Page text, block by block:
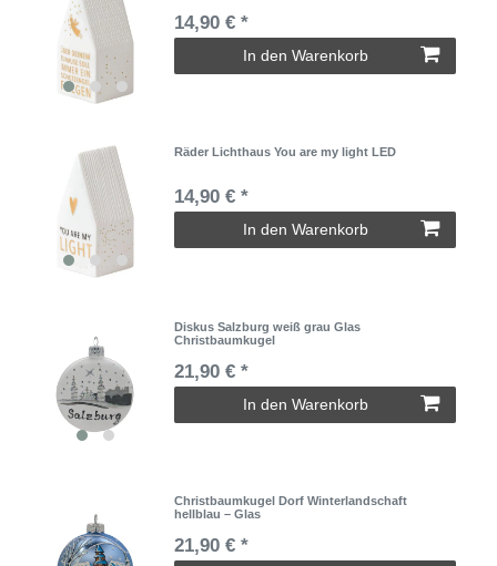
14,90 € *
In den Warenkorb
Räder Lichthaus You are my light LED
14,90 € *
In den Warenkorb
Diskus Salzburg weiß grau Glas
Christbaumkugel
21,90 € *
In den Warenkorb
Christbaumkugel Dorf Winterlandschaft
hellblau – Glas
21,90 € *